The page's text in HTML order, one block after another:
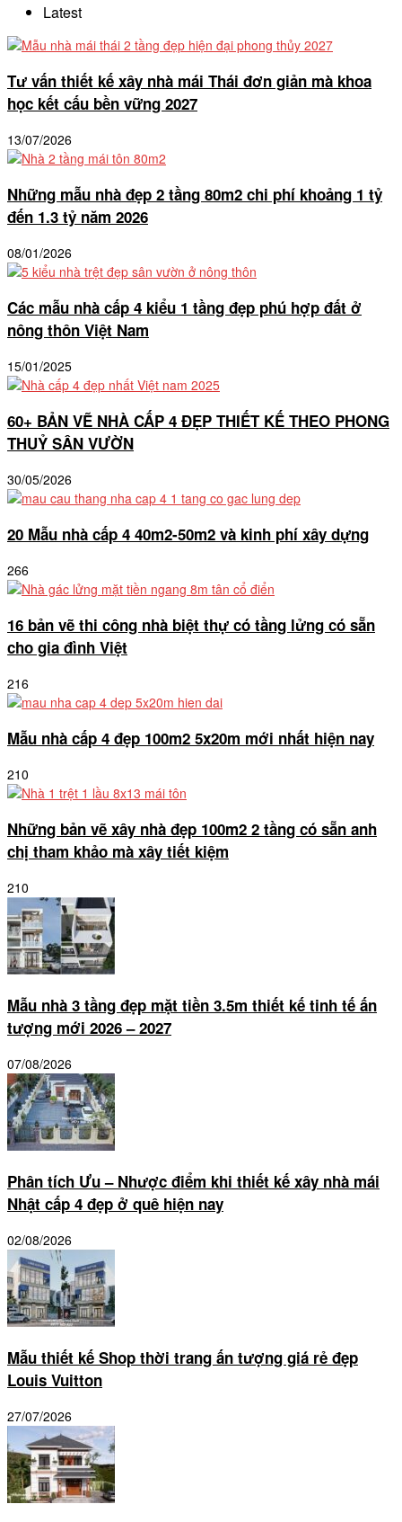
Latest
Tư vấn thiết kế xây nhà mái Thái đơn giản mà khoa
học kết cấu bền vững 2027
13/07/2026
Những mẫu nhà đẹp 2 tầng 80m2 chi phí khoảng 1 tỷ
đến 1.3 tỷ năm 2026
08/01/2026
Các mẫu nhà cấp 4 kiểu 1 tầng đẹp phú hợp đất ở
nông thôn Việt Nam
15/01/2025
60+ BẢN VẼ NHÀ CẤP 4 ĐẸP THIẾT KẾ THEO PHONG
THUỶ SÂN VƯỜN
30/05/2026
20 Mẫu nhà cấp 4 40m2-50m2 và kinh phí xây dựng
266
16 bản vẽ thi công nhà biệt thự có tầng lửng có sẵn
cho gia đình Việt
216
Mẫu nhà cấp 4 đẹp 100m2 5x20m mới nhất hiện nay
210
Những bản vẽ xây nhà đẹp 100m2 2 tầng có sẵn anh
chị tham khảo mà xây tiết kiệm
210
Mẫu nhà 3 tầng đẹp mặt tiền 3.5m thiết kế tinh tế ấn
tượng mới 2026 – 2027
07/08/2026
Phân tích Ưu – Nhược điểm khi thiết kế xây nhà mái
Nhật cấp 4 đẹp ở quê hiện nay
02/08/2026
Mẫu thiết kế Shop thời trang ấn tượng giá rẻ đẹp
Louis Vuitton
27/07/2026